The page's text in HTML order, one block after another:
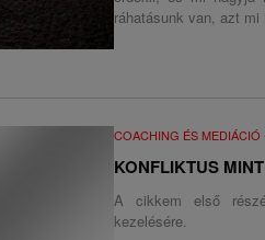
ráhatásunk van, azt
COACHING ÉS
KONFLIKTUS
A cikkem első
kezelésére.